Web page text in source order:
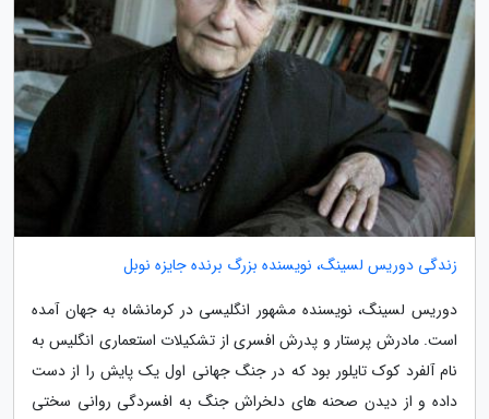
زندگی دوریس لسینگ، نویسنده بزرگ برنده جایزه نوبل
دوریس لسینگ، نویسنده مشهور انگلیسی در کرمانشاه به جهان آمده
است. مادرش پرستار و پدرش افسری از تشکیلات استعماری انگلیس به
نام آلفرد کوک تایلور بود که در جنگ جهانی اول یک پایش را از دست
داده و از دیدن صحنه های دلخراش جنگ به افسردگی روانی سختی